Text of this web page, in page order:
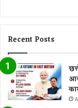
Recent Posts